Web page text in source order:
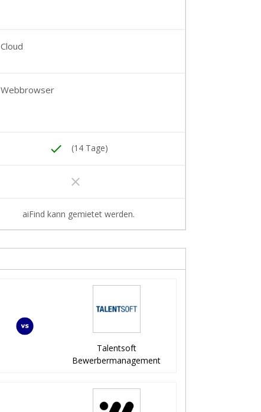
Cloud
Webbrowser
done (14 Tage)
clear
aiFind kann gemietet werden.
Talentsoft
Bewerbermanagement